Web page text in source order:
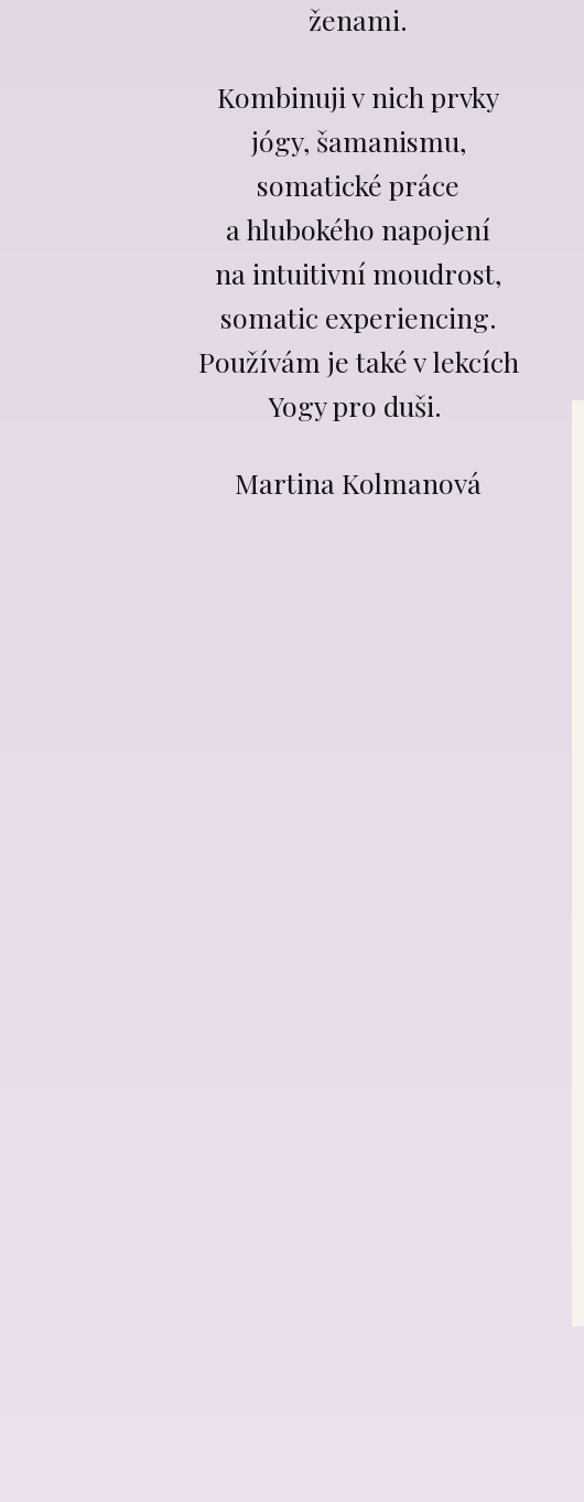
ženami.
Kombinuji v nich prvky
jógy, šamanismu,
somatické práce
a hlubokého napojení
na intuitivní moudrost,
somatic experiencing.
Používám je také v lekcích
Yogy pro duši.
Martina Kolmanová